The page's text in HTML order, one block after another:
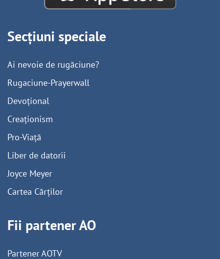
Secțiuni speciale
Ai nevoie de rugăciune?
Rugaciune-Prayerwall
Devoțional
Creaționism
Pro-Viață
Liber de datorii
Joyce Meyer
Cartea Cărților
Fii partener AO
Partener AOTV